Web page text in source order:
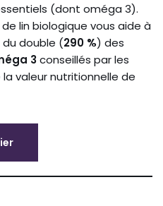
(dont oméga 3).
lin biologique vous aide à
double (290 %) des
3 conseillés par les
la valeur nutritionnelle de